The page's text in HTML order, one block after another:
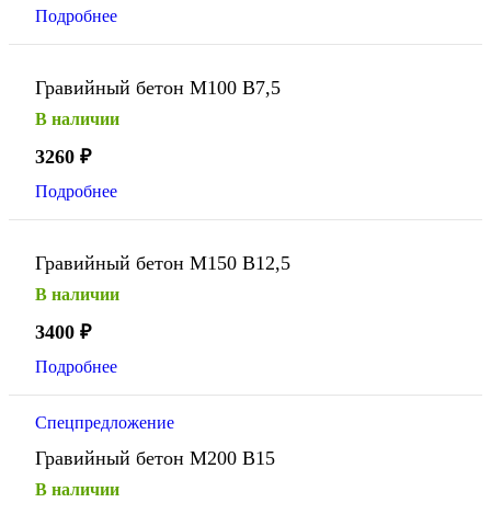
Подробнее
Гравийный бетон М100 В7,5
В наличии
3260 ₽
Подробнее
Гравийный бетон М150 В12,5
В наличии
3400 ₽
Подробнее
Спецпредложение
Гравийный бетон М200 В15
В наличии